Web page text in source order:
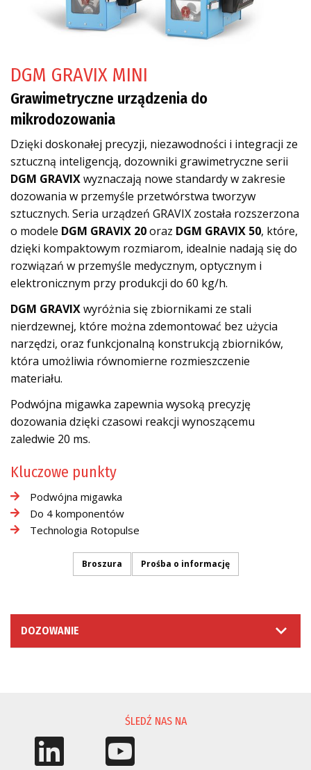
DGM GRAVIX MINI
Grawimetryczne urządzenia do
mikrodozowania
Dzięki doskonałej precyzji, niezawodności i integracji ze
sztuczną inteligencją, dozowniki grawimetryczne serii
DGM GRAVIXwyznaczają nowe standardy w zakresie
dozowania w przemyśle przetwórstwa tworzyw
sztucznych. Seria urządzeń GRAVIX została rozszerzona
o modele DGM GRAVIX 20oraz DGM GRAVIX 50, które,
dzięki kompaktowym rozmiarom, idealnie nadają się do
rozwiązań w przemyśle medycznym, optycznym i
elektronicznym przy produkcji do 60 kg/h.
DGM GRAVIXwyróżnia się zbiornikami ze stali
nierdzewnej, które można zdemontować bez użycia
narzędzi, oraz funkcjonalną konstrukcją zbiorników,
która umożliwia równomierne rozmieszczenie
materiału.
Podwójna migawka zapewnia wysoką precyzję
dozowania dzięki czasowi reakcji wynoszącemu
zaledwie 20 ms.
Kluczowe punkty
Podwójna migawka
Do 4 komponentów
Technologia Rotopulse
Broszura Prośba o informację
DOZOWANIE
ŚLEDŹ NAS NA